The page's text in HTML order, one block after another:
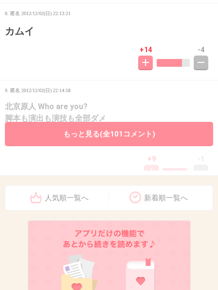
8. 匿名 2012/12/02(日) 22:13:21
カムイ
+14 -4
9. 匿名 2012/12/02(日) 22:14:58
北京原人 Who are you?
脚本も演出も演技も全部ダメ
とくに脚本は設定が破綻してるのに
+9
2012/12/02(日) 22:16:12
なシーンが多々あり笑えます。
+5
2012/12/02(日) 22:16:12
もっと見る(全101コメント)
人気順一覧へ 新着順一覧へ